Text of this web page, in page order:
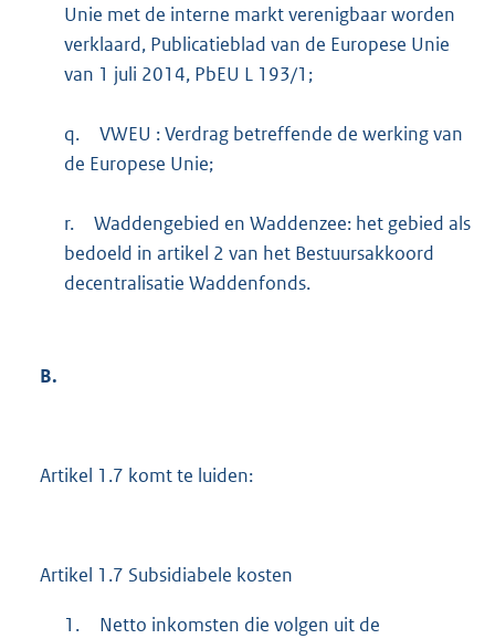
Unie met de interne markt verenigbaar worden
verklaard, Publicatieblad van de Europese Unie
van 1 juli 2014, PbEU L 193/1;
q.
VWEU : Verdrag betreffende de werking van
de Europese Unie;
r.
Waddengebied en Waddenzee: het gebied als
bedoeld in artikel 2 van het Bestuursakkoord
decentralisatie Waddenfonds.
B.
Artikel 1.7 komt te luiden:
Artikel 1.7 Subsidiabele kosten
1.
Netto inkomsten die volgen uit de